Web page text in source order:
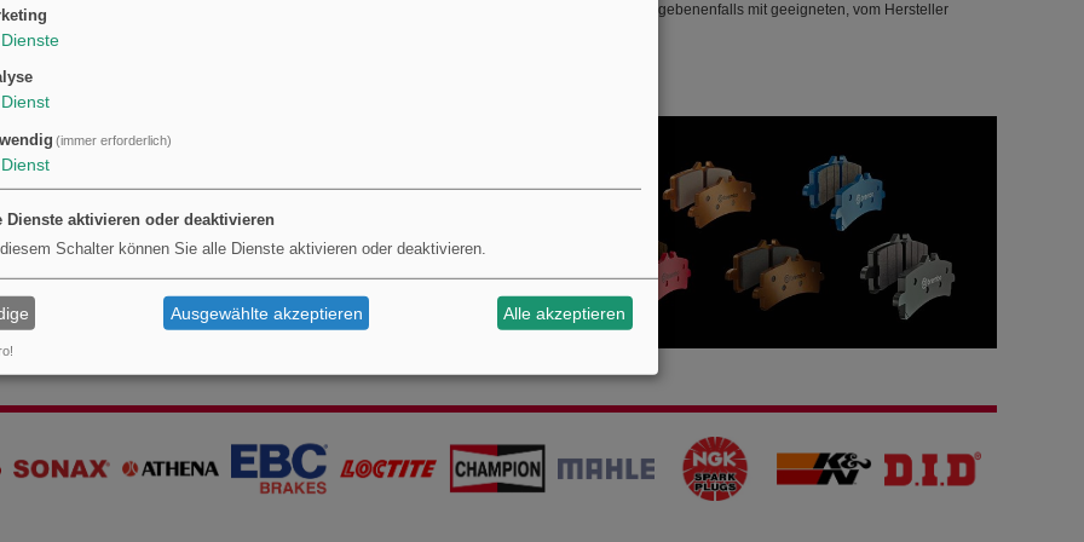
zu beurteilen. Es werden keine chemischen Reinigungsmittel mitgeliefert – kombinieren Sie gegebenenfalls mit geeigneten, vom Hersteller
nach Bedarf.
Dienste
Dienst
(immer erforderlich)
Dienst
Dienste aktivieren oder deaktivieren
Schalter können Sie alle Dienste aktivieren oder deaktivieren.
Ausgewählte akzeptieren Alle akzeptieren